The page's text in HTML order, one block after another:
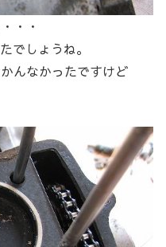
・・
でしょうね。
んなかったですけど